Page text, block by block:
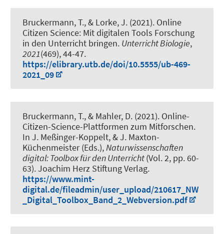
Bruckermann, T., & Lorke, J. (2021). Online
Citizen Science: Mit digitalen Tools Forschung
in den Unterricht bringen. Unterricht Biologie,
2021(469), 44-47.
https://elibrary.utb.de/doi/10.5555/ub-469-
2021_09
Bruckermann, T., & Mahler, D. (2021). Online-
Citizen-Science-Plattformen zum Mitforschen.
In J. Meßinger-Koppelt, & J. Maxton-
Küchenmeister (Eds.),Naturwissenschaften
digital: Toolbox für den Unterricht(Vol. 2, pp. 60-
63). Joachim Herz Stiftung Verlag.
https://www.mint-
digital.de/fileadmin/user_upload/210617_NW
_Digital_Toolbox_Band_2_Webversion.pdf